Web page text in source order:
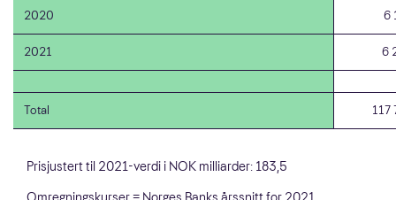
2020 6
2021 6
Total 117
Prisjustert til 2021-verdi i NOK milliarder: 183,5